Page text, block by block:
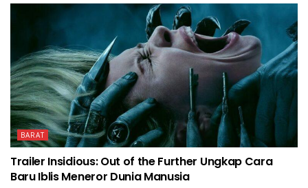
BARAT
Trailer Insidious: Out of the Further Ungkap Cara
Baru Iblis Meneror Dunia Manusia